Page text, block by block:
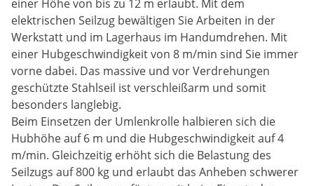
einer Höhe von bis zu 12 m erlaubt. Mit dem
elektrischen Seilzug bewältigen Sie Arbeiten in der
Werkstatt und im Lagerhaus im Handumdrehen. Mit
einer Hubgeschwindigkeit von 8 m/min sind Sie immer
vorne dabei. Das massive und vor Verdrehungen
geschützte Stahlseil ist verschleißarm und somit
besonders langlebig.
Beim Einsetzen der Umlenkrolle halbieren sich die
Hubhöhe auf 6 m und die Hubgeschwindigkeit auf 4
m/min. Gleichzeitig erhöht sich die Belastung des
Seilzugs auf 800 kg und erlaubt das Anheben schwerer